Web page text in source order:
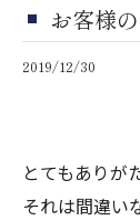
お客様
2019/12/30
とてもありが
それは間違い